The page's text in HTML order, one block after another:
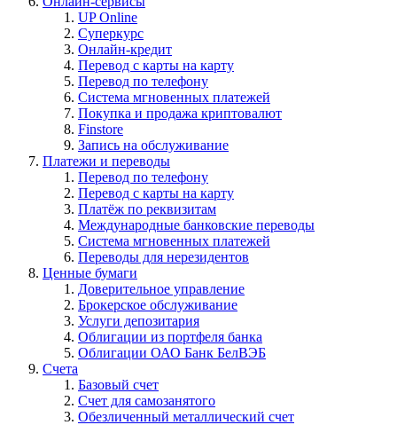
UP Online
Суперкурс
Онлайн-кредит
Перевод с карты на карту
Перевод по телефону
Система мгновенных платежей
Покупка и продажа криптовалют
Finstore
Запись на обслуживание
Платежи и переводы
Перевод по телефону
Перевод с карты на карту
Платёж по реквизитам
Международные банковские переводы
Система мгновенных платежей
Переводы для нерезидентов
Ценные бумаги
Доверительное управление
Брокерское обслуживание
Услуги депозитария
Облигации из портфеля банка
Облигации ОАО Банк БелВЭБ
Счета
Базовый счет
Счет для самозанятого
Обезличенный металлический счет